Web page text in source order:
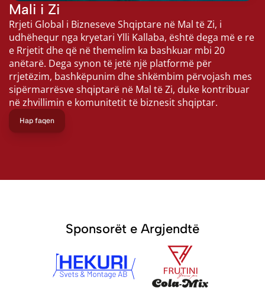
Mali i Zi
Rrjeti Global i Bizneseve Shqiptare në Mal të Zi, i
udhëhequr nga kryetari Ylli Kallaba, është dega më e re
e Rrjetit dhe që në themelim ka bashkuar mbi 20
anëtarë. Dega synon të jetë një platformë për
rrjetëzim, bashkëpunim dhe shkëmbim përvojash mes
sipërmarrësve shqiptarë në Mal të Zi, duke kontribuar
në zhvillimin e komunitetit të biznesit shqiptar.
Hap faqen
Sponsorët e Argjendtë